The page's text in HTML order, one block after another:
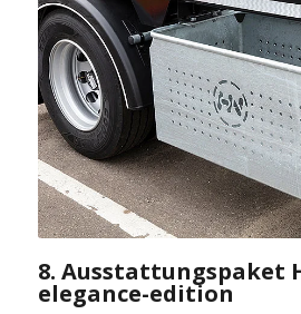
8. Ausstattungspaket
elegance-edition